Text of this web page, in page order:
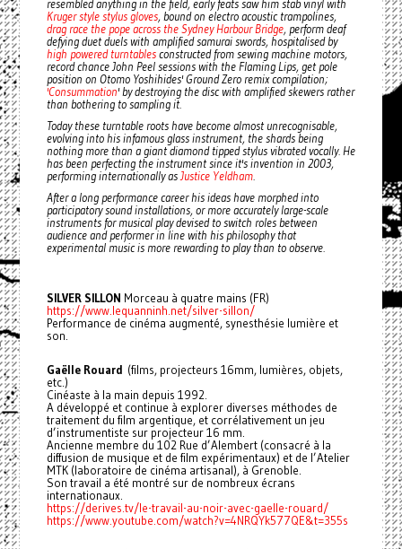
resembled anything in the field, early feats saw him stab vinyl with
Kruger style stylus gloves, bound on electro acoustic trampolines,
drag race the pope across the Sydney Harbour Bridge, perform deaf
defying duet duels with amplified samurai swords, hospitalised by
high powered turntablesconstructed from sewing machine motors,
record chance John Peel sessions with the Flaming Lips, get pole
position on Otomo Yoshihides' Ground Zero remix compilation;
'Consummation' by destroying the disc with amplified skewers rather
than bothering to sampling it.
Today these turntable roots have become almost unrecognisable,
evolving into his infamous glass instrument, the shards being
nothing more than a giant diamond tipped stylus vibrated vocally. He
has been perfecting the instrument since it's invention in 2003,
performing internationally as Justice Yeldham.
After a long performance career his ideas have morphed into
participatory sound installations, or more accurately large-scale
instruments for musical play devised to switch roles between
audience and performer in line with his philosophy that
experimental music is more rewarding to play than to observe.
SILVER SILLON Morceau à quatre mains (FR)
https://www.lequanninh.net/silver-sillon/
Performance de cinéma augmenté, synesthésie lumière et
son.
Gaëlle Rouard (films, projecteurs 16mm, lumières, objets,
etc.)
Cinéaste à la main depuis 1992.
A développé et continue à explorer diverses méthodes de
traitement du film argentique, et corrélativement un jeu
d’instrumentiste sur projecteur 16 mm.
Ancienne membre du 102 Rue d’Alembert (consacré à la
diffusion de musique et de film expérimentaux) et de l’Atelier
MTK (laboratoire de cinéma artisanal), à Grenoble.
Son travail a été montré sur de nombreux écrans
internationaux.
https://derives.tv/le-travail-au-noir-avec-gaelle-rouard/
https://www.youtube.com/watch?v=4NRQYk577QE&t=355s